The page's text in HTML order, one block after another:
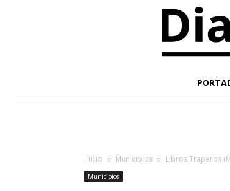
Inicio Municipios Libros Traperos
Municipios